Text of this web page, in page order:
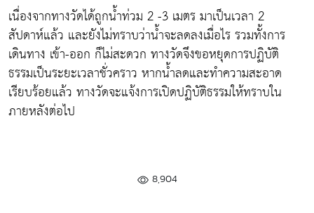
เนื่องจากทางวัดได้ถูกน้ำท่วม 2 -3 เมตร มาเป็นเวลา 2
สัปดาห์แล้ว และยังไม่ทราบว่าน้ำจะลดลงเมื่อไร รวมทั้งการ
เดินทาง เข้า-ออก ก็ไม่สะดวก ทางวัดจึงขอหยุดการปฏิบัติ
ธรรมเป็นระยะเวลาชั่วคราว หากน้ำลดและทำความสะอาด
เรียบร้อยแล้ว ทางวัดจะแจ้งการเปิดปฏิบัติธรรมให้ทราบใน
ภายหลังต่อไป
8,904